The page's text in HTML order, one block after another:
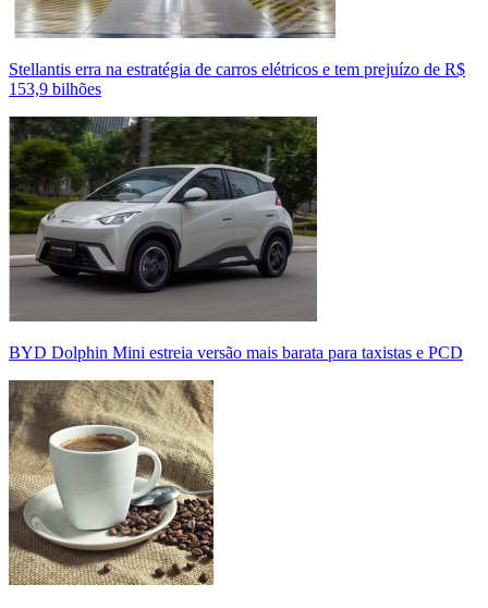
Stellantis erra na estratégia de carros elétricos e tem prejuízo de R$
153,9 bilhões
BYD Dolphin Mini estreia versão mais barata para taxistas e PCD